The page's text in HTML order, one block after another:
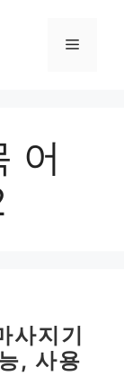
메
어
지기
, 사용